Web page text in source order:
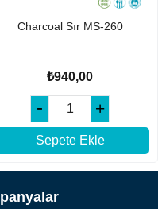
Charcoal Sır MS-260
₺940,00
Sepete Ekle